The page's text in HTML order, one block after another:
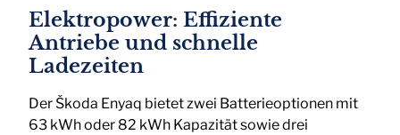
Elektropower: Effiziente
Antriebe und schnelle
Ladezeiten
Der Škoda Enyaq bietet zwei Batterieoptionen mit
63 kWh oder 82 kWh Kapazität sowie drei